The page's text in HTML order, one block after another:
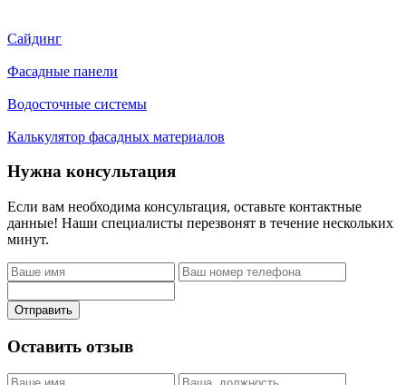
Сайдинг
Фасадные панели
Водосточные системы
Калькулятор фасадных материалов
Нужна консультация
Если вам необходима консультация, оставьте контактные
данные! Наши специалисты перезвонят в течение нескольких
минут.
Отправить
Оставить отзыв